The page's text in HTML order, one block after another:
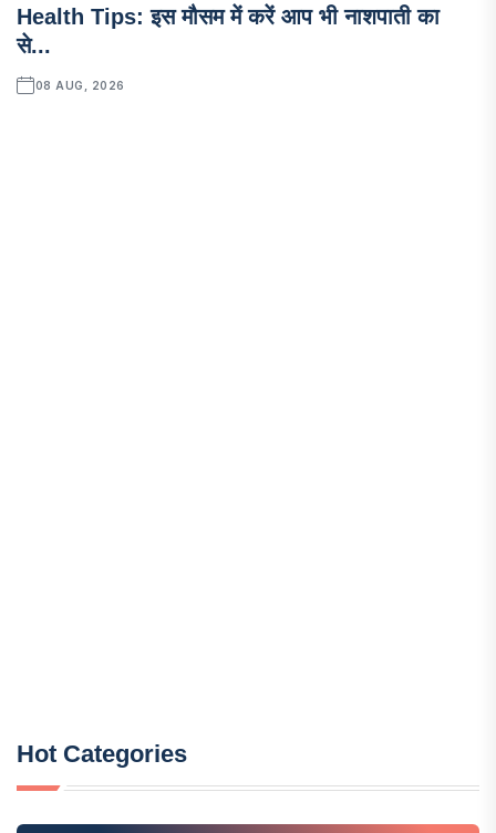
Health Tips: इस मौसम में करें आप भी नाशपाती का
से...
08 AUG, 2026
Hot Categories